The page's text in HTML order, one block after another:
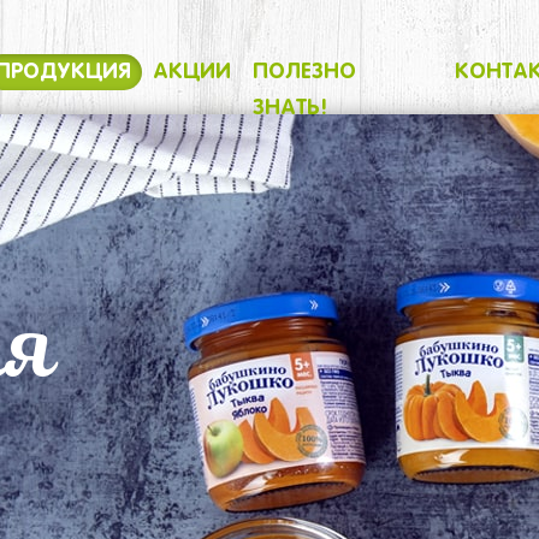
АКЦИИ
ПОЛЕЗНО
ЗНАТЬ!